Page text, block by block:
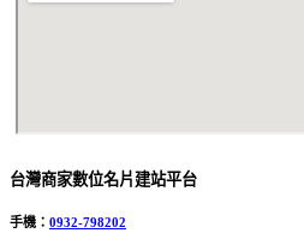
台灣商家數位名片建站平台
手機： 0932-798202